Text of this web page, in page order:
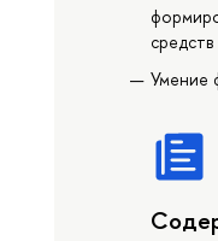
средств
Умение